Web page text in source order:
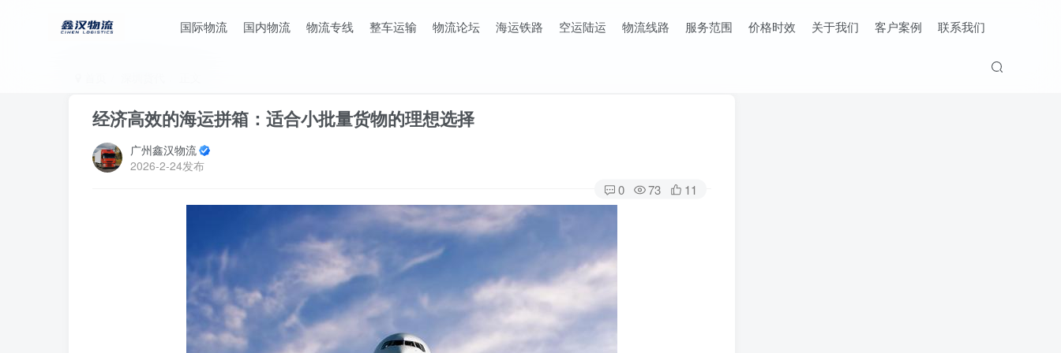
国际物流 国内物流 物流专线 整车运输 物流论坛 海运铁路 空运陆运 物流线路 服务范围 价格时效 关于我们 客户案例 联系我们
经济高效的海运拼箱：适合小批量货物的理想选择
广州鑫汉物流
2026-2-24发布
0 73 11